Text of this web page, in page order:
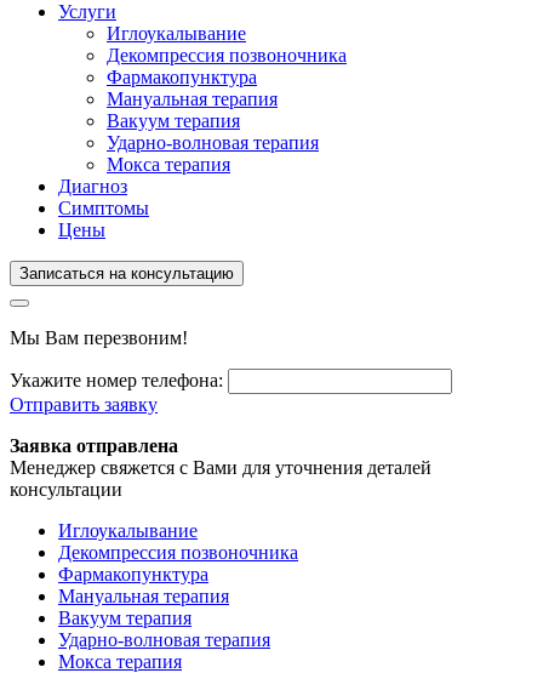
Услуги
Иглоукалывание
Декомпрессия позвоночника
Фармакопунктура
Мануальная терапия
Вакуум терапия
Ударно-волновая терапия
Мокса терапия
Диагноз
Симптомы
Цены
Записаться на консультацию
Мы Вам перезвоним!
Укажите номер телефона:
Отправить заявку
Заявка отправлена
Менеджер свяжется с Вами для уточнения деталей
консультации
Иглоукалывание
Декомпрессия позвоночника
Фармакопунктура
Мануальная терапия
Вакуум терапия
Ударно-волновая терапия
Мокса терапия